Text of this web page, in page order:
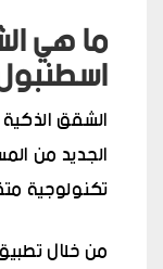
ما هي
الجديد من
تكنولوجية
من خلال